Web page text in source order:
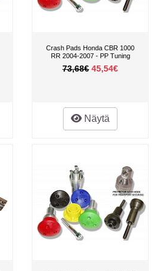
Crash Pads Honda CBR 1000
RR 2004-2007 - PP Tuning
73,68€ 45,54€
Näytä